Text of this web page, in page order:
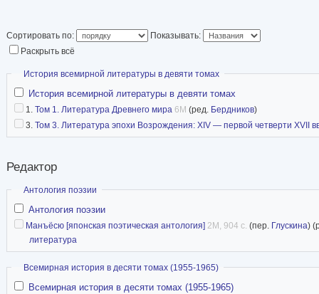
Сортировать по:
Показывать:
Раскрыть всё
Скрыть
История всемирной литературы в девяти томах
История всемирной литературы в девяти томах
1. Том 1. Литература Древнего мира 6M (ред. Бердников)
3. Том 3. Литература эпохи Возрождения: XIV — первой четверти XVII
Редактор
Скрыть
Антология поэзии
Антология поэзии
Манъёсю [японская поэтическая антология] 2M, 904 с. (пер. Глускина)
литература
Скрыть
Всемирная история в десяти томах (1955-1965)
Всемирная история в десяти томах (1955-1965)